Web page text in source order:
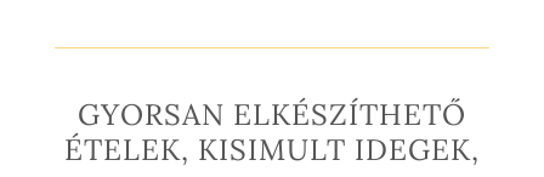
GYORSAN ELKÉSZÍTHETŐ
ÉTELEK, KISIMULT IDEGEK,